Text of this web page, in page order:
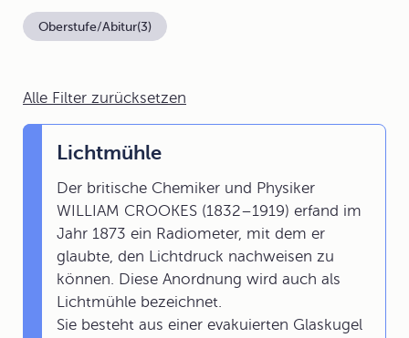
Alle Filter zurücksetzen
Lichtmühle
Der britische Chemiker und Physiker
WILLIAM CROOKES (1832–1919) erfand im
Jahr 1873 ein Radiometer, mit dem er
glaubte, den Lichtdruck nachweisen zu
können. Diese Anordnung wird auch als
Lichtmühle bezeichnet.
Sie besteht aus einer evakuierten Glaskugel
Oberstufe/Abitur(3)